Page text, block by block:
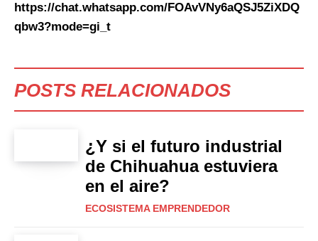
https://chat.whatsapp.com/FOAvVNy6aQSJ5ZiXDQ
qbw3?mode=gi_t
POSTS RELACIONADOS
¿Y si el futuro industrial
de Chihuahua estuviera
en el aire?
ECOSISTEMA EMPRENDEDOR